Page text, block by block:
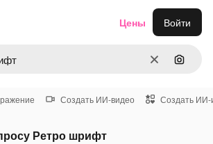
ОчиститьПоиск
Цены Войти
Создать ИИ-видео Создать ИИ-
Ретро шрифт